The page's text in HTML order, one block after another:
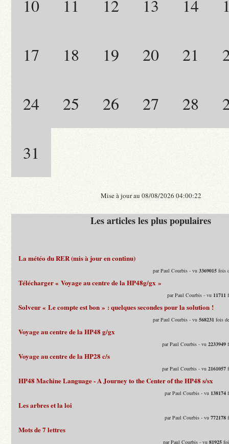
10 11 12 13 14
17 18 19 20 21
24 25 26 27 28
31
Mise à jour au 08/08/2026 04:00:22
Les articles les plus populaires
La météo du RER (mis à jour en continu)
par Paul Courbis - vu3369015 fois
Télécharger « Voyage au centre de la HP48g/gx »
par Paul Courbis - vu 11711
Solveur « Le compte est bon » : quelques secondes pour la solution !
par Paul Courbis - vu568231 fois
Voyage au centre de la HP48 g/gx
par Paul Courbis - vu2233949
Voyage au centre de la HP28 c/s
par Paul Courbis - vu2161057
HP48 Machine Language - A Journey to the Center of the HP48 s/sx
par Paul Courbis - vu 138174
Les arbres et la loi
par Paul Courbis - vu772178
Mots de 7 lettres
par Paul Courbis - vu81925